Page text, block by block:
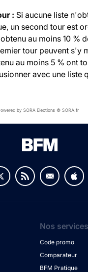
: Si aucune liste
un second tour est
au moins 10 %
tour peuvent s'y
au moins 5 % ont
avec une liste
by SORA Elections © SORA.fr
Nos services
Code promo
Comparateur
BFM Pratique